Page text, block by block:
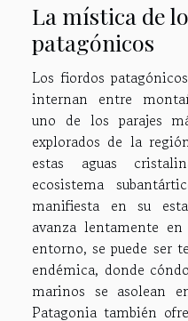
La mística de
patagónicos
Los fiordos
internan entre
uno de los parajes
explorados de la
estas aguas
ecosistema
manifiesta en su
avanza lentamente en
entorno, se puede ser
endémica, donde
marinos se asolean
Patagonia también